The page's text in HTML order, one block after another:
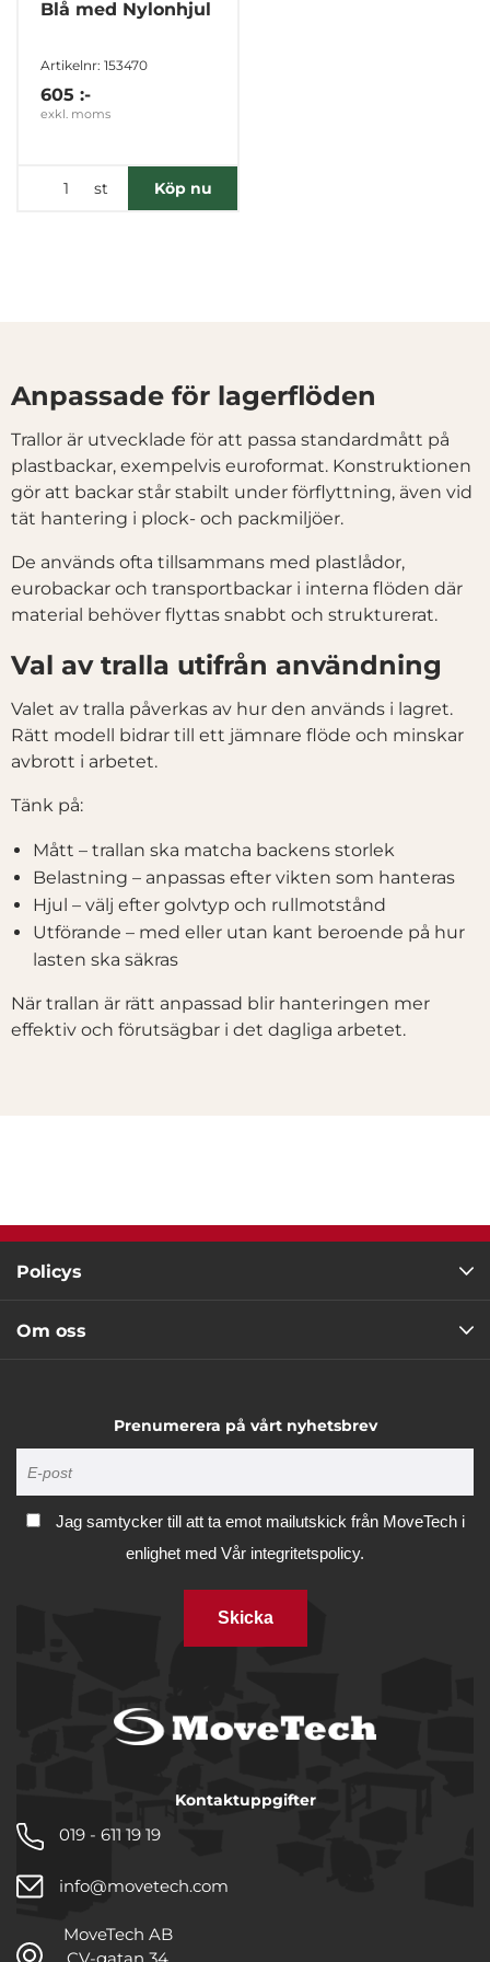
Blå med Nylonhjul
Artikelnr: 153470
605 :-
exkl. moms
st Köp nu
Anpassade för lagerflöden
Trallor är utvecklade för att passa standardmått på
plastbackar, exempelvis euroformat. Konstruktionen
gör att backar står stabilt under förflyttning, även vid
tät hantering i plock- och packmiljöer.
De används ofta tillsammans med plastlådor,
eurobackar och transportbackar i interna flöden där
material behöver flyttas snabbt och strukturerat.
Val av tralla utifrån användning
Valet av tralla påverkas av hur den används i lagret.
Rätt modell bidrar till ett jämnare flöde och minskar
avbrott i arbetet.
Tänk på:
Mått – trallan ska matcha backens storlek
Belastning – anpassas efter vikten som hanteras
Hjul – välj efter golvtyp och rullmotstånd
Utförande – med eller utan kant beroende på hur
lasten ska säkras
När trallan är rätt anpassad blir hanteringen mer
effektiv och förutsägbar i det dagliga arbetet.
Policys
Om oss
Prenumerera på vårt nyhetsbrev
Jag samtycker till att ta emot mailutskick från MoveTech i
enlighet med Vår integritetspolicy.
Skicka
Kontaktuppgifter
019 - 611 19 19
info@movetech.com
MoveTech AB